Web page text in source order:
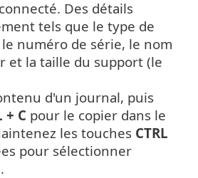
Des détails
tels que le type de
numéro de série, le nom
et la taille du support (le
d'un journal, puis
+ C pour le copier dans le
les touches CTRL
pour sélectionner